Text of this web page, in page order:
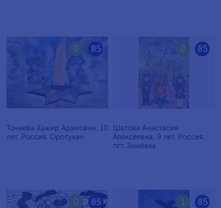
85
0
Точиева Хажир Адамовна, 10
лет, Россия, Оротукан
85
0
Шатова Анастасия
Алексеевна, 9 лет, Россия,
пгт. Змиёвка
85
0 85
1